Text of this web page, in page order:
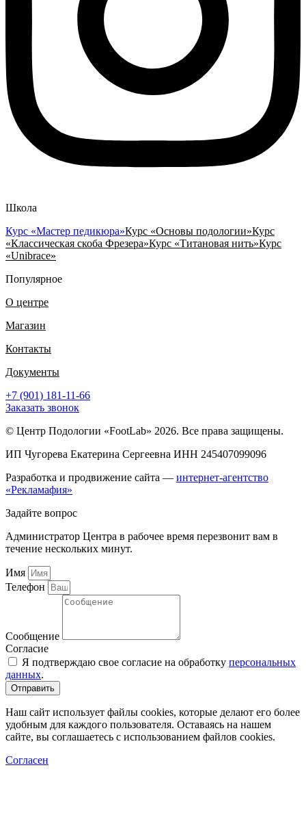
Школа
Курс «Мастер педикюра»Курс «Основы подологии»Курс
«Классическая скоба Фрезера»Курс «Титановая нить»Курс
«Unibrace»
Популярное
О центре
Магазин
Контакты
Документы
+7 (901) 181-11-66
Заказать звонок
© Центр Подологии «FootLab» 2026. Все права защищены.
ИП Чугорева Екатерина Сергеевна ИНН 245407099096
Разработка и продвижение сайта — интернет-агентство
«Рекламафия»
Задайте вопрос
Администратор Центра в рабочее время перезвонит вам в
течение нескольких минут.
Имя
Телефон
Сообщение
Согласие
Я подтверждаю свое согласие на обработку персональных
данных.
Отправить
Наш сайт использует файлы cookies, которые делают его более
удобным для каждого пользователя. Оставаясь на нашем
сайте, вы соглашаетесь с использованием файлов cookies.
Согласен